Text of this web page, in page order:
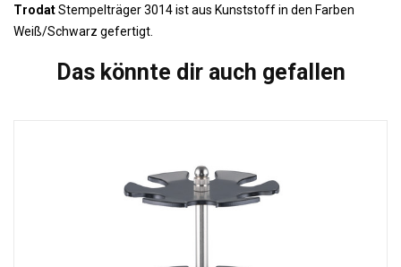
TrodatStempelträger 3014 ist aus Kunststoff in den Farben
Weiß/Schwarz gefertigt.
Das könnte dir auch gefallen